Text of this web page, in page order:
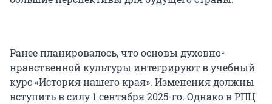
Ранее планировалось, что основы духовно-
нравственной культуры интегрируют в учебный
курс «История нашего края». Изменения должны
вступить в силу 1 сентября 2025-го. Однако в РПЦ